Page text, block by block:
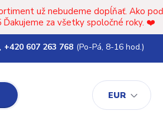
už nebudeme dopĺňať. Ako
za všetky spoločné roky. ❤️
EUR
+420 607 263 768 (Po-Pá, 8-16 hod.)